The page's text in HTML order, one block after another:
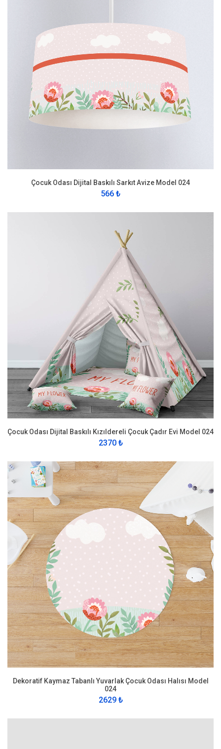
Çocuk Odası Dijital Baskılı Sarkıt Avize Model 024
566 ₺
Çocuk Odası Dijital Baskılı Kızıldereli Çocuk Çadır Evi Model 024
2370 ₺
Dekoratif Kaymaz Tabanlı Yuvarlak Çocuk Odası Halısı Model
024
2629 ₺